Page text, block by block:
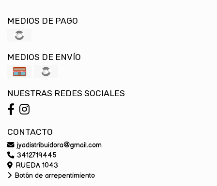
MEDIOS DE PAGO
MEDIOS DE ENVÍO
NUESTRAS REDES SOCIALES
CONTACTO
jyadistribuidora@gmail.com
3412719445
RUEDA 1043
Botón de arrepentimiento